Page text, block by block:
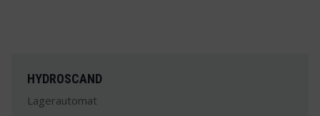
HYDROSCAND
Lagerautomat